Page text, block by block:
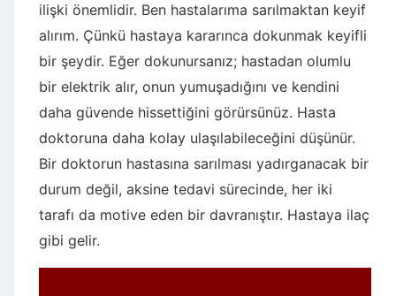
ilişki önemlidir. Ben hastalarıma sarılmaktan keyif
alırım. Çünkü hastaya kararınca dokunmak keyifli
bir şeydir. Eğer dokunursanız; hastadan olumlu
bir elektrik alır, onun yumuşadığını ve kendini
daha güvende hissettiğini görürsünüz. Hasta
doktoruna daha kolay ulaşılabileceğini düşünür.
Bir doktorun hastasına sarılması yadırganacak bir
durum değil, aksine tedavi sürecinde, her iki
tarafı da motive eden bir davranıştır. Hastaya ilaç
gibi gelir.